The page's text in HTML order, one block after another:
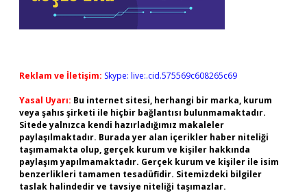
Reklam ve İletişim: Skype: live:.cid.575569c608265c69
Yasal Uyarı: Bu internet sitesi, herhangi bir marka, kurum
veya şahıs şirketi ile hiçbir bağlantısı bulunmamaktadır.
Sitede yalnızca kendi hazırladığımız makaleler
paylaşılmaktadır. Burada yer alan içerikler haber niteliği
taşımamakta olup, gerçek kurum ve kişiler hakkında
paylaşım yapılmamaktadır. Gerçek kurum ve kişiler ile isim
benzerlikleri tamamen tesadüfidir. Sitemizdeki bilgiler
taslak halindedir ve tavsiye niteliği taşımazlar.